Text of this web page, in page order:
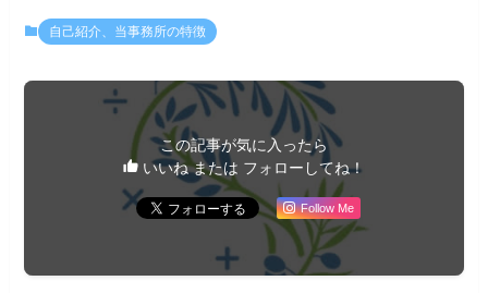
自己紹介、当事務所の特徴
この記事が気に入ったら
いいね または フォローしてね！
Follow Me